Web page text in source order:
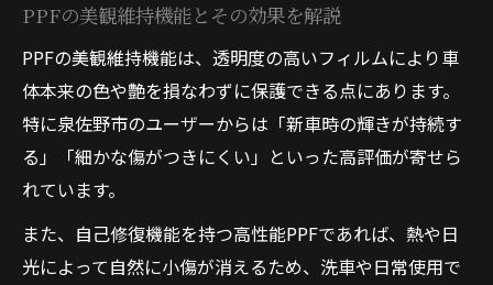
PPFの美観維持機能とその効果を解説
PPFの美観維持機能は、透明度の高いフィルムにより車
体本来の色や艶を損なわずに保護できる点にあります。
特に泉佐野市のユーザーからは「新車時の輝きが持続す
る」「細かな傷がつきにくい」といった高評価が寄せら
れています。
また、自己修復機能を持つ高性能PPFであれば、熱や日
光によって自然に小傷が消えるため、洗車や日常使用で